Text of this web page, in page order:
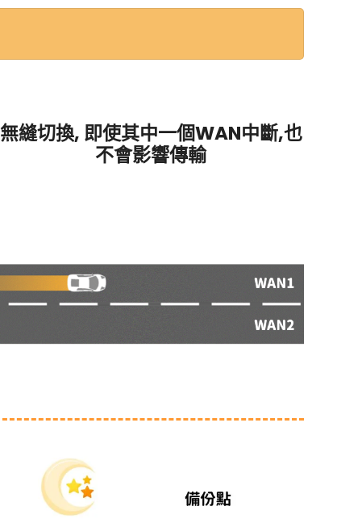
無縫切換, 即使其中一個WAN中斷,也
不會影響傳輸